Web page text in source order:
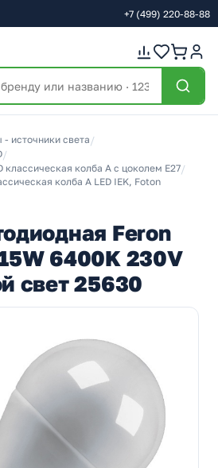
+7 (499) 220-88-88
источники света/
/
колба A с цоколем E27/
колба A LED IEK, Foton
Feron
6400K 230V
свет 25630